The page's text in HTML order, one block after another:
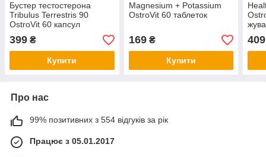
Бустер тестостерона
Tribulus Terrestris 90
OstroVit 60 капсул
399 ₴
Купити
Magnesium + Potassium
OstroVit 60 таблеток
169₴
Купити
409
Про нас
99% позитивних з 554 відгуків за рік
Працює з 05.01.2017